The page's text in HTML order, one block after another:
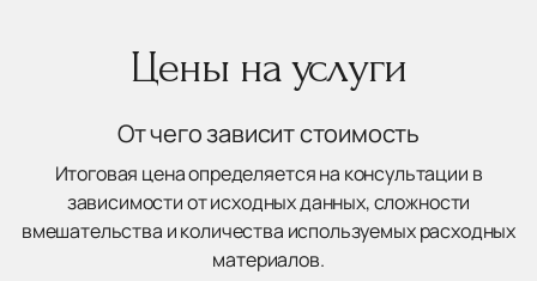
Цены на услуги
От чего зависит стоимость
Итоговая цена определяется на консультации в
зависимости от исходных данных, сложности
вмешательства и количества используемых расходных
материалов.